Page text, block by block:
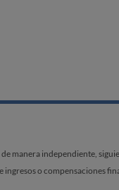
manera independiente,
ingresos o compensaciones